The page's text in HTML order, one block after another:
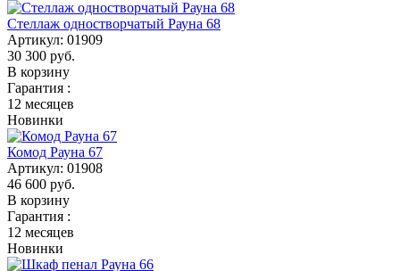
Стеллаж одностворчатый Рауна 68
Артикул: 01909
30 300 руб.
В корзину
Гарантия :
12 месяцев
Новинки
Комод Рауна 67
Артикул: 01908
46 600 руб.
В корзину
Гарантия :
12 месяцев
Новинки